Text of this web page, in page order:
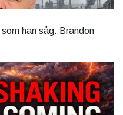
han såg. Brandon